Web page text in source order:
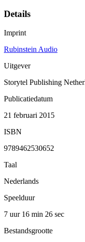
Details
Imprint
Rubinstein Audio
Uitgever
Storytel Publishing
Publicatiedatum
21 februari 2015
ISBN
9789462530652
Taal
Nederlands
Speelduur
7 uur 16 min 26 sec
Bestandsgrootte